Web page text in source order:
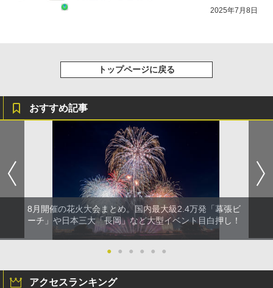
2025年7月8日
トップページに戻る
おすすめ記事
8月開催の花火大会まとめ。国内最大級2.4万発「幕張ビ
ーチ」や日本三大「長岡」など大型イベント目白押し！
● ● ● ● ● ●
アクセスランキング